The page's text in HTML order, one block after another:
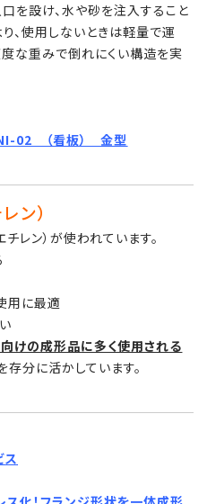
を設け、水や砂を注入すること
、使用しないときは軽量で運
な重みで倒れにくい構造を実
02 （看板） 金型
ン）
レン）が使われています。
用に最適
けの成形品に多く使用される
分に活かしています。
ス